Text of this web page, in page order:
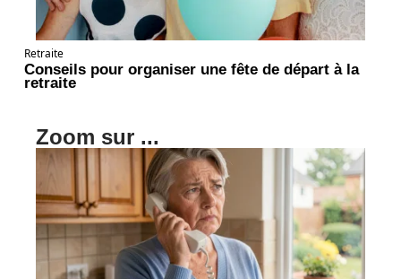
Retraite
Conseils pour organiser une fête de départ à la
retraite
Zoom sur ...